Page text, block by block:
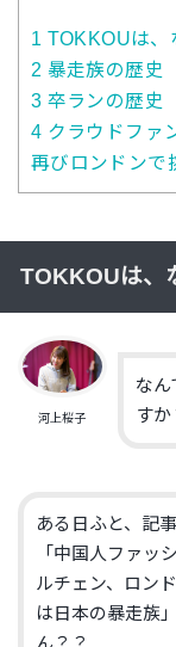
1 TOKKOUは、
2 暴走族の歴史
3 卒ランの歴史
4 クラウドファ
再びロンドンで
TOKKOUは、
河上桜子
なん
すか
ある日ふと、記
「中国人ファッ
ルチェン、ロン
は日本の暴走族」